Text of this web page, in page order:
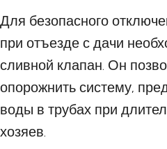
Для безопасного
при отъезде с дачи
сливной клапан. Он
опорожнить систему,
воды в трубах при
хозяев.